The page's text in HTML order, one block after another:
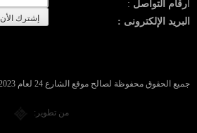
رقام التواصل :
البريد الإلكترونى :
جميع الحقوق محفوظة لصالح موقع الشارع 24 لعام 2023
من تطوير: